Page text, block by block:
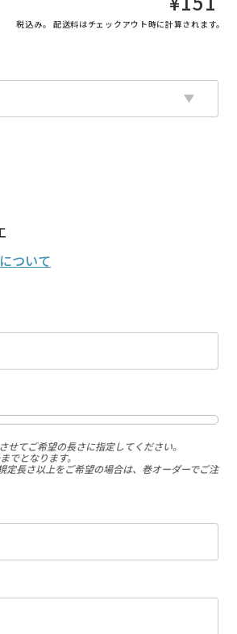
常
税込み。 配送料はチェックアウト時に計算されます。
ついて
せてご希望の長さに指定してください。
でとなります。
長さ以上をご希望の場合は、巻オーダーでご注